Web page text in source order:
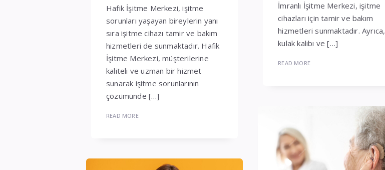
Hafik İşitme Merkezi, işitme
sorunları yaşayan bireylerin yanı
sıra işitme cihazı tamir ve bakım
hizmetleri de sunmaktadır. Hafik
İşitme Merkezi, müşterilerine
kaliteli ve uzman bir hizmet
sunarak işitme sorunlarının
çözümünde […]
READ MORE
İmranlı İşitme Merkezi, işitme
cihazları için tamir ve bakım
hizmetleri sunmaktadır. Ayrıca,
kulak kalıbı ve […]
READ MORE